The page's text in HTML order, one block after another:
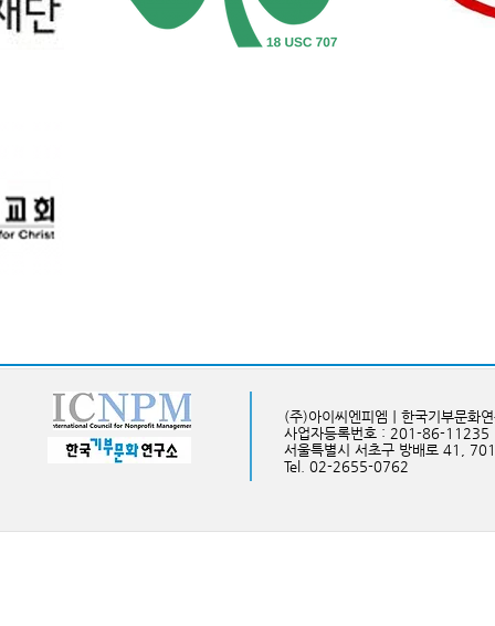
(주)아이씨엔피엠ㅣ한국기부문화
사업자등록번호 : 201-86-11235
서울특별시 서초구 방배로 41,
Tel. 02-2655-0762